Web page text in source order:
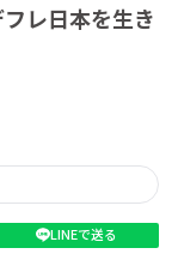
レ日本を生き
LINEで送る